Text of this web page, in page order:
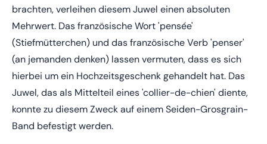
brachten, verleihen diesem Juwel einen absoluten
Mehrwert. Das französische Wort 'pensée'
(Stiefmütterchen) und das französische Verb 'penser'
(an jemanden denken) lassen vermuten, dass es sich
hierbei um ein Hochzeitsgeschenk gehandelt hat. Das
Juwel, das als Mittelteil eines 'collier-de-chien' diente,
konnte zu diesem Zweck auf einem Seiden-Grosgrain-
Band befestigt werden.